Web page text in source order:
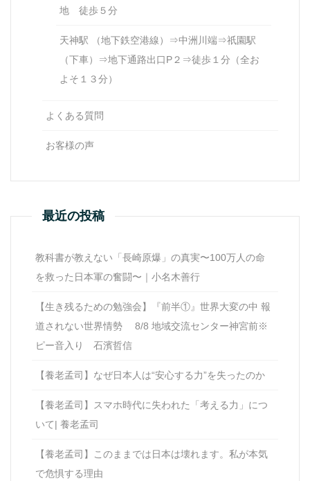
地 徒歩５分
天神駅 （地下鉄空港線）⇒中洲川端⇒祇園駅
（下車）⇒地下通路出口P２⇒徒歩１分（全お
よそ１３分）
よくある質問
お客様の声
最近の投稿
教科書が教えない「長崎原爆」の真実〜100万人の命
を救った日本軍の奮闘〜｜小名木善行
【生き残るための勉強会】『前半①』世界大変の中 報
道されない世界情勢 8/8 地域交流センター神宮前※
ピー音入り 石濱哲信
【養老孟司】なぜ日本人は“安心する力”を失ったのか
【養老孟司】スマホ時代に失われた「考える力」につ
いて| 養老孟司
【養老孟司】このままでは日本は壊れます。私が本気
で危惧する理由